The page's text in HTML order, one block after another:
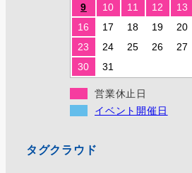
9
10 11 12 13
16
17 18 19 20
23
24 25 26 27
30
31
営業休止日
イベント開催日
タグクラウド